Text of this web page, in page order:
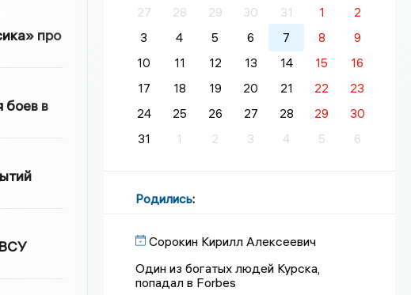
про
боев в
27
28 29 30 31 1
2
3
4 5 6 7 8
9
10
11 12 13 14 15
16
17
18 19 20 21 22
23
24
25 26 27 28 29
30
31
1 2 3 4 5 6
Родились:
Сорокин Кирилл Алексеевич
Один из богатых людей Курска,
попадал в Forbes